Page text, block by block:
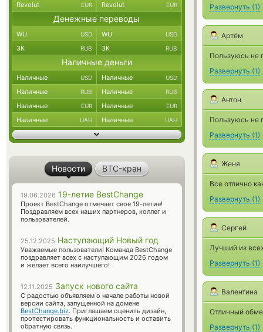
Развернуть (1)
Артём
Пользуюсь не
Развернуть (1)
Антон
Пользуюсь не
Развернуть (1)
Женя
Все отлично
Развернуть (1)
Сергей
Лучший из
Развернуть (1)
Валентина
Отличный
Развернуть (1)
Revolut EUR Revolut EUR
Денежные переводы
WU USD WU USD
ЗК RUB ЗК RUB
Наличные деньги
Наличные USD Наличные USD
Наличные RUB Наличные RUB
Наличные EUR Наличные EUR
Наличные UAH Наличные UAH
Новости BTC-кран
19.06.2026 19-летие BestChange
Проект BestChange отмечает свое 19-летие!
Поздравляем всех наших партнеров, коллег и
пользователей.
25.12.2025 Наступающий Новый год
Уважаемые пользователи! Команда BestChange
поздравляет всех с наступающим 2026 годом
и желает всего наилучшего!
12.11.2025 Запуск нового сайта
С радостью объявляем о начале работы новой
версии сайта, запущенной на домене
BestChange.biz. Приглашаем оценить дизайн,
протестировать функциональность и оставить
обратную связь.